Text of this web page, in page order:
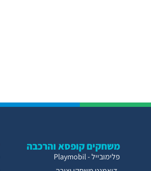
משחקים קופסא והרכבה
פלימובייל - Playmobil